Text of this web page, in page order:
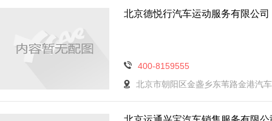
北京德悦行汽车运动服务有限公司
400-8159555
北京市朝阳区金盏乡东苇路金港汽